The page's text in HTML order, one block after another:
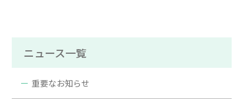
ニュース一覧
重要なお知らせ